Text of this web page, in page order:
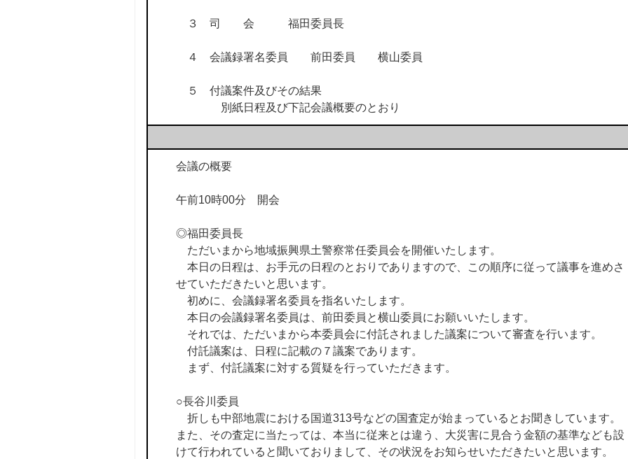
３ 司 会 福田委員長
４ 会議録署名委員 前田委員 横山委員
５ 付議案件及びその結果
別紙日程及び下記会議概要のとおり
会議の概要
午前10時00分 開会
◎福田委員長
ただいまから地域振興県土警察常任委員会を開催いたします。
本日の日程は、お手元の日程のとおりでありますので、この順序に従って議事を進めさ
せていただきたいと思います。
初めに、会議録署名委員を指名いたします。
本日の会議録署名委員は、前田委員と横山委員にお願いいたします。
それでは、ただいまから本委員会に付託されました議案について審査を行います。
付託議案は、日程に記載の７議案であります。
まず、付託議案に対する質疑を行っていただきます。
○長谷川委員
折しも中部地震における国道313号などの国査定が始まっているとお聞きしています。
また、その査定に当たっては、本当に従来とは違う、大災害に見合う金額の基準なども設
けて行われていると聞いておりまして、その状況をお知らせいただきたいと思います。